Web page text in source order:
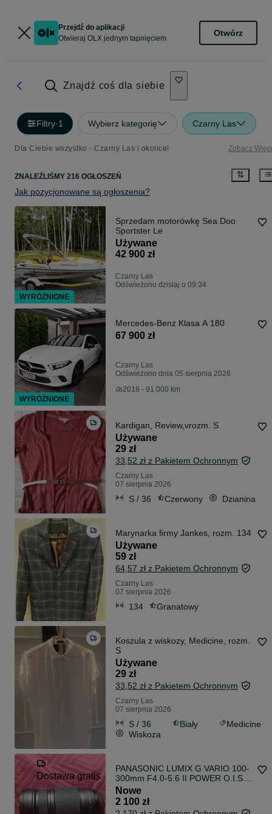
Przejdź do aplikacji
Otwieraj OLX jednym tapnięciem
Otwórz
Znajdź coś dla siebie
Filtry·1 Wybierz kategorię Czarny Las
Dla Ciebie wszystko - Czarny Las i okolice! Zobacz
ZNALEŹLIŚMY 216 OGŁOSZEŃ
Jak pozycjonowane są ogłoszenia?
Sprzedam motorówkę Sea Doo
Sportster Le
Używane
42 900 zł
Czarny Las
Odświeżono dzisiaj o 09:34
Mercedes-Benz Klasa A 180
67 900 zł
Czarny Las
Odświeżono dnia 05 sierpnia 2026
2018 - 91 000 km
Kardigan, Review,vrozm. S
Używane
29 zł
33,52 zł z Pakietem Ochronnym
Czarny Las
07 sierpnia 2026
S / 36 Czerwony Dzianina
Marynarka firmy Jankes, rozm. 134
Używane
59 zł
64,57 zł z Pakietem Ochronnym
Czarny Las
07 sierpnia 2026
134 Granatowy
Koszula z wiskozy, Medicine, rozm.
S
Używane
29 zł
33,52 zł z Pakietem Ochronnym
Czarny Las
07 sierpnia 2026
S / 36 Biały
Medicine
Wiskoza
Dostawa gratis
PANASONIC LUMIX G VARIO 100-
300mm F4.0-5.6 II POWER O.I.S.
H-FSA100300
Nowe
2 100 zł
WYRÓŻNIONE
WYRÓŻNIONE